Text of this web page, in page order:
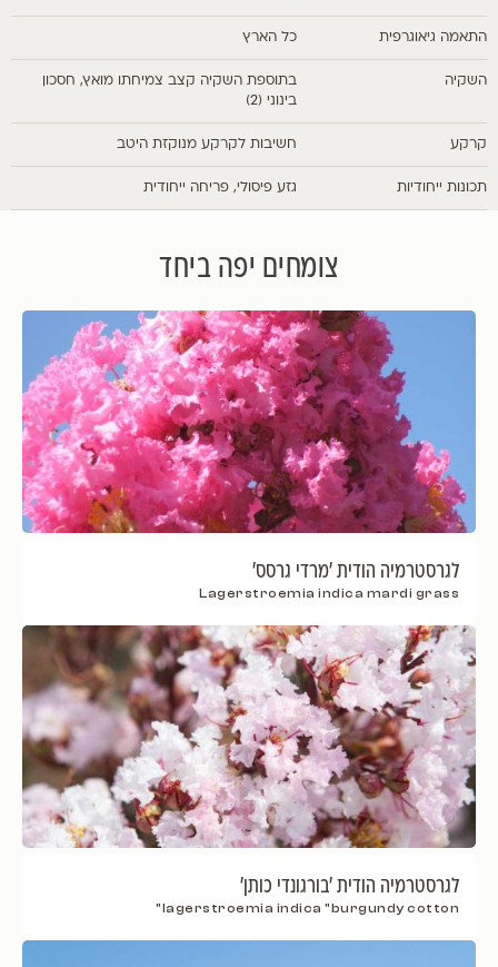
התאמה גיאוגרפית כל הארץ
השקיה
בתוספת השקיה קצב צמיחתו מואץ, חסכון
בינוני (2)
קרקע חשיבות לקרקע מנוקזת היטב
תכונות ייחודיות גזע פיסולי, פריחה ייחודית
צומחים יפה ביחד
לגרסטרמיה הודית 'מרדי גרסס'
Lagerstroemia indica mardi grass
לגרסטרמיה הודית 'בורגונדי כותן'
lagerstroemia indica "burgundy cotton"